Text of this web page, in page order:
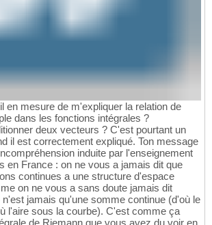
en mesure de m'expliquer la relation de
dans les fonctions intégrales ?
deux vecteurs ? C'est pourtant un
il est correctement expliqué. Ton message
induite par l'enseignement
en France : on ne vous a jamais dit que
continues a une structure d'espace
on ne vous a sans doute jamais dit
jamais qu'une somme continue (d'où le
l'aire sous la courbe). C'est comme ça